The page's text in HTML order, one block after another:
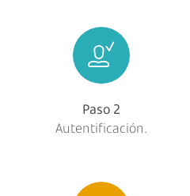
Paso 2
Autentificación.